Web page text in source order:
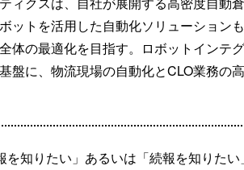
ットを活用した自動化ソリューション
体の最適化を目指す。ロボットインテ
盤に、物流現場の自動化とCLO業務の
を知りたい」あるいは「続報を知りた